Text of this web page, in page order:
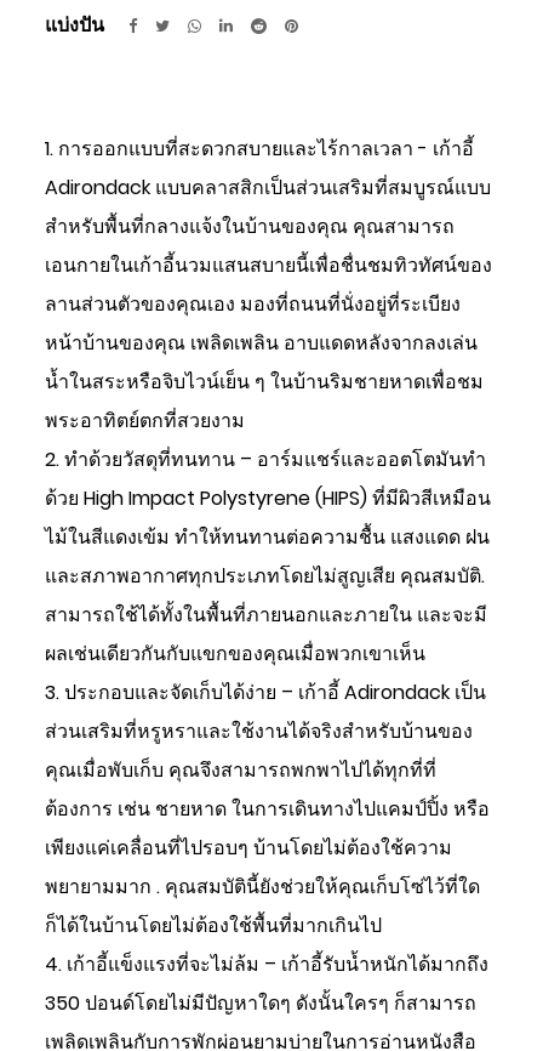
แบ่งปัน
1. การออกแบบที่สะดวกสบายและไร้กาลเวลา - เก้าอี้
Adirondack แบบคลาสสิกเป็นส่วนเสริมที่สมบูรณ์แบบ
สำหรับพื้นที่กลางแจ้งในบ้านของคุณ คุณสามารถ
เอนกายในเก้าอี้นวมแสนสบายนี้เพื่อชื่นชมทิวทัศน์ของ
ลานส่วนตัวของคุณเอง มองที่ถนนที่นั่งอยู่ที่ระเบียง
หน้าบ้านของคุณ เพลิดเพลิน อาบแดดหลังจากลงเล่น
น้ำในสระหรือจิบไวน์เย็น ๆ ในบ้านริมชายหาดเพื่อชม
พระอาทิตย์ตกที่สวยงาม
2. ทำด้วยวัสดุที่ทนทาน – อาร์มแชร์และออตโตมันทำ
ด้วย High Impact Polystyrene (HIPS) ที่มีผิวสีเหมือน
ไม้ในสีแดงเข้ม ทำให้ทนทานต่อความชื้น แสงแดด ฝน
และสภาพอากาศทุกประเภทโดยไม่สูญเสีย คุณสมบัติ.
สามารถใช้ได้ทั้งในพื้นที่ภายนอกและภายใน และจะมี
ผลเช่นเดียวกันกับแขกของคุณเมื่อพวกเขาเห็น
3. ประกอบและจัดเก็บได้ง่าย – เก้าอี้ Adirondack เป็น
ส่วนเสริมที่หรูหราและใช้งานได้จริงสำหรับบ้านของ
คุณเมื่อพับเก็บ คุณจึงสามารถพกพาไปได้ทุกที่ที่
ต้องการ เช่น ชายหาด ในการเดินทางไปแคมป์ปิ้ง หรือ
เพียงแค่เคลื่อนที่ไปรอบๆ บ้านโดยไม่ต้องใช้ความ
พยายามมาก . คุณสมบัตินี้ยังช่วยให้คุณเก็บโซ่ไว้ที่ใด
ก็ได้ในบ้านโดยไม่ต้องใช้พื้นที่มากเกินไป
4. เก้าอี้แข็งแรงที่จะไม่ล้ม – เก้าอี้รับน้ำหนักได้มากถึง
350 ปอนด์โดยไม่มีปัญหาใดๆ ดังนั้นใครๆ ก็สามารถ
เพลิดเพลินกับการพักผ่อนยามบ่ายในการอ่านหนังสือ